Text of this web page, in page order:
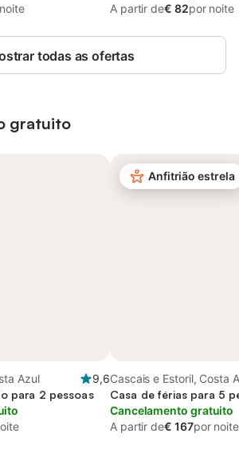
A partir de€ 82por noite
todas as ofertas
gratuito
Azul
9,6
para 2 pessoas
Anfitrião estrela
Cascais e Estoril, Costa
Casa de férias para 5
Cancelamento gratuito
A partir de€ 167por noite